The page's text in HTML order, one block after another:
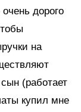
дорого
на
(работает
купил мне